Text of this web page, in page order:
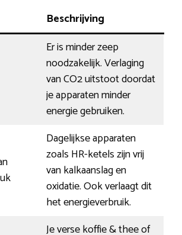
Beschrijving
Er is minder zeep
noodzakelijk. Verlaging
van CO2 uitstoot doordat
je apparaten minder
energie gebruiken.
Dagelijkse apparaten
zoals HR-ketels zijn vrij
van kalkaanslag en
oxidatie. Ook verlaagt dit
het energieverbruik.
Je verse koffie & thee of